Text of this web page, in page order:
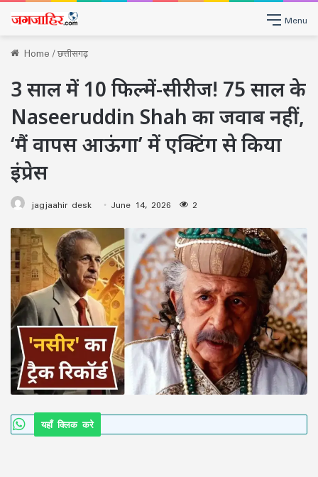
Menu
Home/छत्तीसगढ़
3 साल में 10 फिल्में-सीरीज! 75 साल के
Naseeruddin Shah का जवाब नहीं,
‘मैं वापस आऊंगा’ में एक्टिंग से किया
इंप्रेस
jagjaahir desk June 14, 2026 2
यहाँ क्लिक करे